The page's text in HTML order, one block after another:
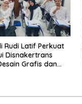
Rudi Latif Perkuat
Disnakertrans
Grafis dan